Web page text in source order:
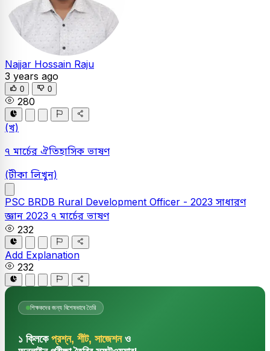
Najjar Hossain Raju
3 years ago
0 0
280
(খ)
৭ মার্চের ঐতিহাসিক ভাষণ
(টীকা লিখুন)
PSC BRDB Rural Development Officer - 2023 সাধারণ
জ্ঞান 2023 ৭ মার্চের ভাষণ
232
Add Explanation
232
শিক্ষকদের জন্য বিশেষভাবে তৈরি
১ ক্লিকে প্রশ্ন, শীট, সাজেশনও